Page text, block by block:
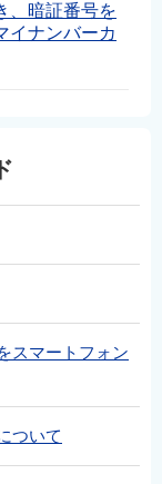
、暗証番号を
イナンバーカ
スマートフォン
ついて